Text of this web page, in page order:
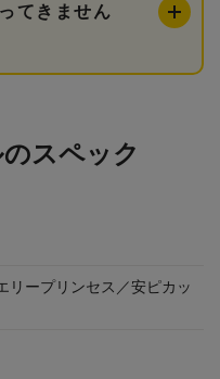
てきません
スペック
リープリンセス／安ピカッ